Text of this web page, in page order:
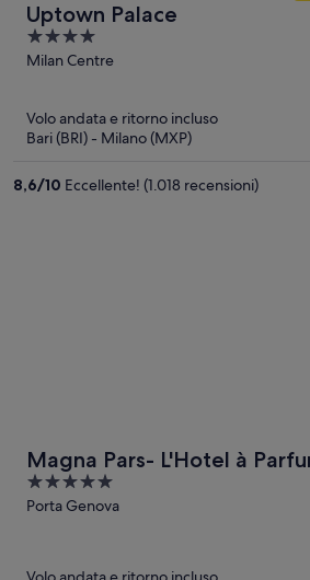
Uptown Palace
4
out
5
Milan Centre
Volo andata e ritorno incluso
Bari (BRI) - Milano (MXP)
8,6/10 Eccellente! (1.018 recensioni)
Magna Pars- L'Hotel à
Luxury Hotels of the World
5
out
Porta Genova